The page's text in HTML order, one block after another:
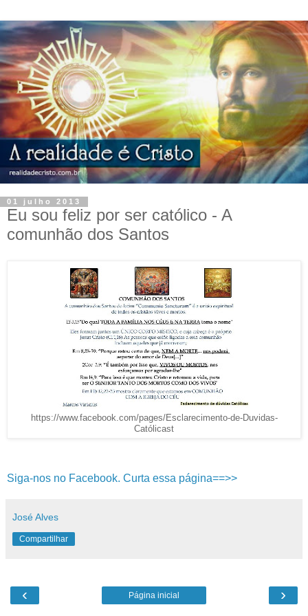
01 julho 2013
Eu sou feliz por ser católico - A
comunhão dos Santos
https://www.facebook.com/pages/Esclarecimento-de-Duvidas-
Católicast
Siga-nos no Facebook. Curta essa página==>>
José Alves
Compartilhar
‹ ›
Página inicial